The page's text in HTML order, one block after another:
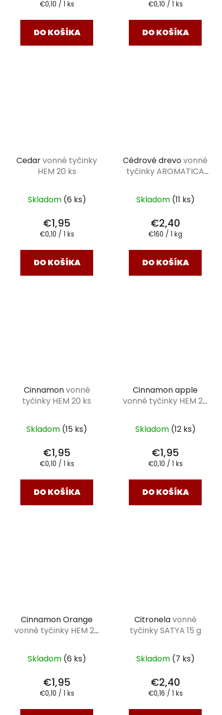
Jednotková
€0,10 / 1 ks
DO KOŠÍKA
Jednotková
€0,10 / 1 ks
DO KOŠÍKA
Cedarvonné tyčinky
HEM 20 ks
Skladom (6 ks)
€1,95
Jednotková
€0,10 / 1 ks
DO KOŠÍKA
Cédrové drevovonné
tyčinky AROMATICA
Skladom (11 ks)
€2,40
Jednotková
€160 / 1 kg
DO KOŠÍKA
Cinnamonvonné
tyčinky HEM 20 ks
Skladom (15 ks)
€1,95
Jednotková
€0,10 / 1 ks
DO KOŠÍKA
Cinnamon apple
vonné tyčinky HEM 20
Skladom (12 ks)
€1,95
Jednotková
€0,10 / 1 ks
DO KOŠÍKA
Cinnamon Orange
vonné tyčinky HEM 20
Skladom (6 ks)
€1,95
Jednotková
€0,10 / 1 ks
Citronelavonné
tyčinky SATYA 15 g
Skladom (7 ks)
€2,40
Jednotková
€0,16 / 1 ks